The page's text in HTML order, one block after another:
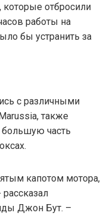
которые отбросили
работы на
бы устранить за
с различными
также
большую часть
капотом мотора,
Джон Бут. –